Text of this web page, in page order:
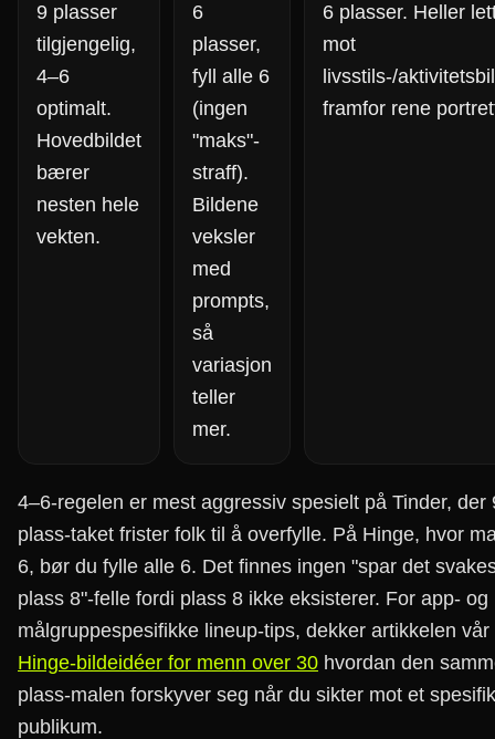
9 plasser
tilgjengelig,
4–6
optimalt.
Hovedbildet
bærer
nesten hele
vekten.
6
plasser,
fyll alle 6
(ingen
"maks"-
straff).
Bildene
veksler
med
prompts,
så
variasjon
teller
mer.
6 plasser. Heller
mot
livsstils-/
framfor rene
4–6-regelen er mest aggressiv spesielt på Tinder, der
plass-taket frister folk til å overfylle. På Hinge, hvor
6, bør du fylle alle 6. Det finnes ingen "spar det
plass 8"-felle fordi plass 8 ikke eksisterer. For app- og
målgruppespesifikke lineup-tips, dekker artikkelen vår
Hinge-bildeidéer for menn over 30 hvordan den
plass-malen forskyver seg når du sikter mot et
publikum.